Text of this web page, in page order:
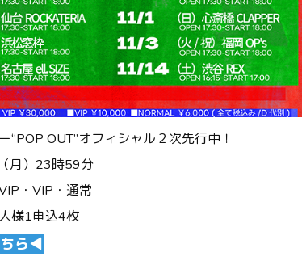
“POP OUT”オフィシャル２次先行中！
月） 23時59分
・VIP・通常
様1申込4枚
ら◀︎